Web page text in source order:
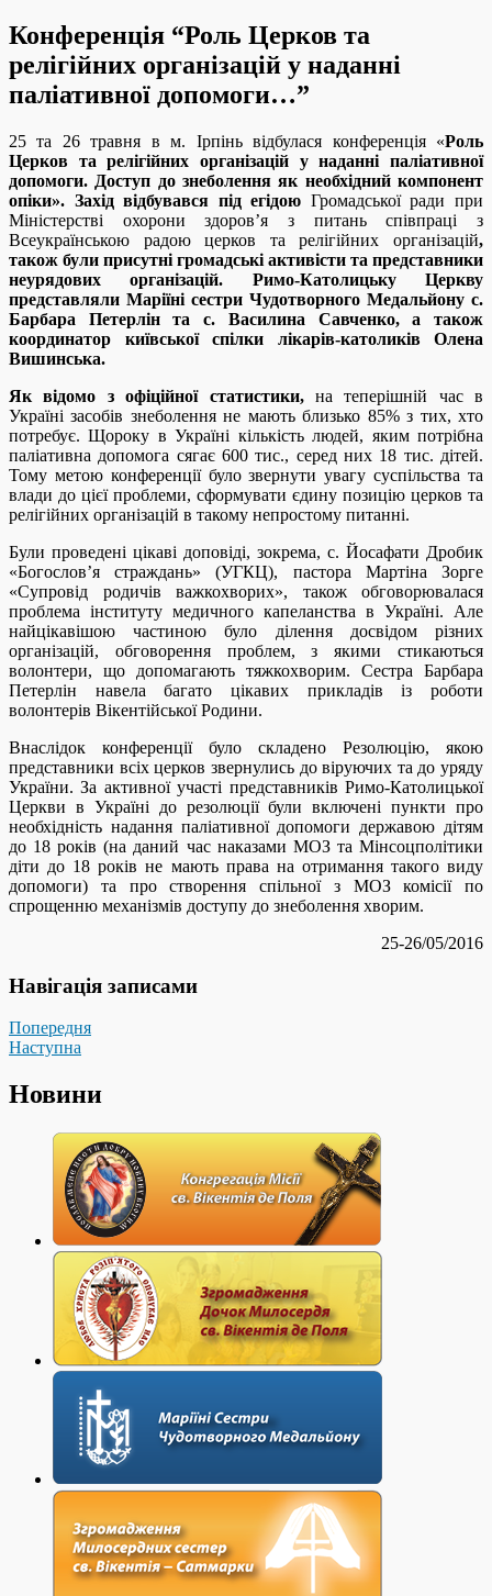
Конференція “Роль Церков та
релігійних організацій у наданні
паліативної допомоги…”
25 та 26 травня в м. Ірпінь відбулася конференція «Роль
Церков та релігійних організацій у наданні паліативної
допомоги. Доступ до знеболення як необхідний компонент
опіки». Захід відбувався під егідою Громадської ради при
Міністерстві охорони здоров’я з питань співпраці з
Всеукраїнською радою церков та релігійних організацій,
також були присутні громадські активісти та представники
неурядових організацій. Римо-Католицьку Церкву
представляли Маріїні сестри Чудотворного Медальйону с.
Барбара Петерлін та с. Василина Савченко, а також
координатор київської спілки лікарів-католиків Олена
Вишинська.
Як відомо з офіційної статистики, на теперішній час в
Україні засобів знеболення не мають близько 85% з тих, хто
потребує. Щороку в Україні кількість людей, яким потрібна
паліативна допомога сягає 600 тис., серед них 18 тис. дітей.
Тому метою конференції було звернути увагу суспільства та
влади до цієї проблеми, сформувати єдину позицію церков та
релігійних організацій в такому непростому питанні.
Були проведені цікаві доповіді, зокрема, с. Йосафати Дробик
«Богослов’я страждань» (УГКЦ), пастора Мартіна Зорге
«Супровід родичів важкохворих», також обговорювалася
проблема інституту медичного капеланства в Україні. Але
найцікавішою частиною було ділення досвідом різних
організацій, обговорення проблем, з якими стикаються
волонтери, що допомагають тяжкохворим. Сестра Барбара
Петерлін навела багато цікавих прикладів із роботи
волонтерів Вікентійської Родини.
Внаслідок конференції було складено Резолюцію, якою
представники всіх церков звернулись до віруючих та до уряду
України. За активної участі представників Римо-Католицької
Церкви в Україні до резолюції були включені пункти про
необхідність надання паліативної допомоги державою дітям
до 18 років (на даний час наказами МОЗ та Мінсоцполітики
діти до 18 років не мають права на отримання такого виду
допомоги) та про створення спільної з МОЗ комісії по
спрощенню механізмів доступу до знеболення хворим.
25-26/05/2016
Навігація записами
Попередня
Наступна
Новини